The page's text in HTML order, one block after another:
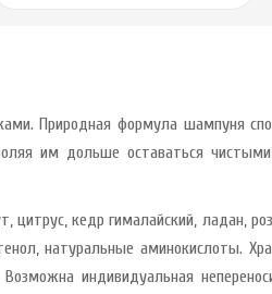
Природная формула шампуня
им дольше оставаться чистыми,
цитрус, кедр гималайский, ладан,
натуральные аминокислоты.
индивидуальная